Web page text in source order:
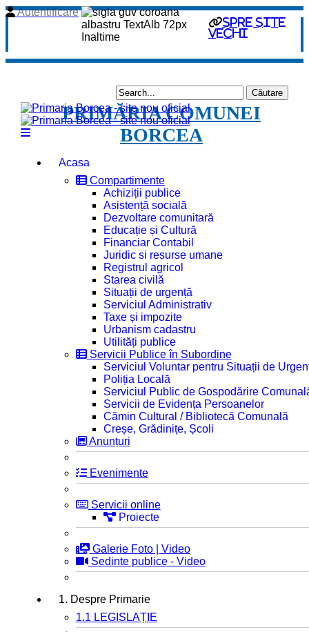
spre site
vechi
Autentificare
PRIMĂRIA COMUNEI
BORCEA
Acasa
Compartimente
Achiziții publice
Asistență socială
Dezvoltare comunitară
Educație și Cultură
Financiar Contabil
Juridic si resurse umane
Registrul agricol
Starea civilă
Situații de urgență
Serviciul Administrativ
Taxe și impozite
Urbanism cadastru
Utilități publice
Servicii Publice în Subordine
Serviciul Voluntar pentru Situații de
Poliția Locală
Serviciul Public de Gospodărire
Servicii de Evidența Persoanelor
Cămin Cultural / Bibliotecă Comunală
Creșe, Grădinițe, Școli
Anunțuri
Evenimente
Servicii online
Proiecte
Galerie Foto | Video
Sedinte publice - Video
1. Despre Primarie
1.1 LEGISLAȚIE